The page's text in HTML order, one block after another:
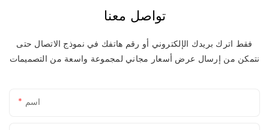
تواصل معنا
فقط اترك بريدك الإلكتروني أو رقم هاتفك في نموذج الاتصال حتى
نتمكن من إرسال عرض أسعار مجاني لمجموعة واسعة من التصميمات
اسم